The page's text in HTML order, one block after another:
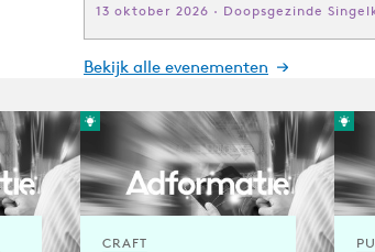
13 oktober 2026 · Doopsgezinde
Bekijk alle evenementen
CRAFT